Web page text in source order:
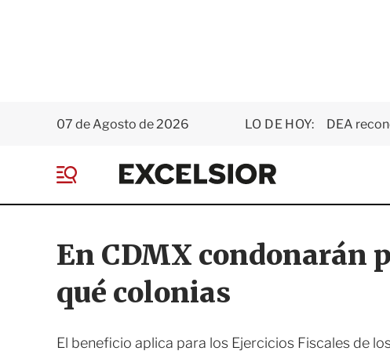
07 de Agosto de 2026 LO DE HOY: DEA
E
x
e
i
o
e
En CDMX condonarán
qué colonias
El beneficio aplica para los Ejercicios Fiscales de